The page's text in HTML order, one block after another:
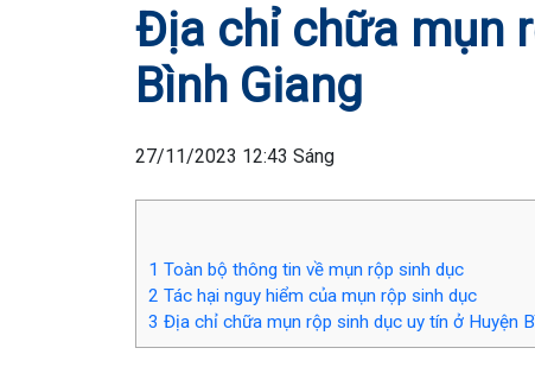
Địa chỉ chữa mụn
Bình Giang
27/11/2023 12:43 Sáng
1 Toàn bộ thông tin về mụn rộp sinh dục
2 Tác hại nguy hiểm của mụn rộp sinh dục
3 Địa chỉ chữa mụn rộp sinh dục uy tín ở Huyện